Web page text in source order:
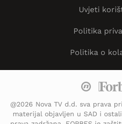
Uvjeti
Politika
Politika o
@2026 Nova TV d.d. sva prava
materijal objavljen u SAD i